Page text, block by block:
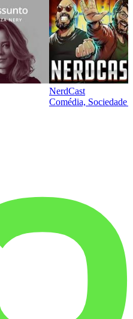
NerdCast
Comédia, Sociedade